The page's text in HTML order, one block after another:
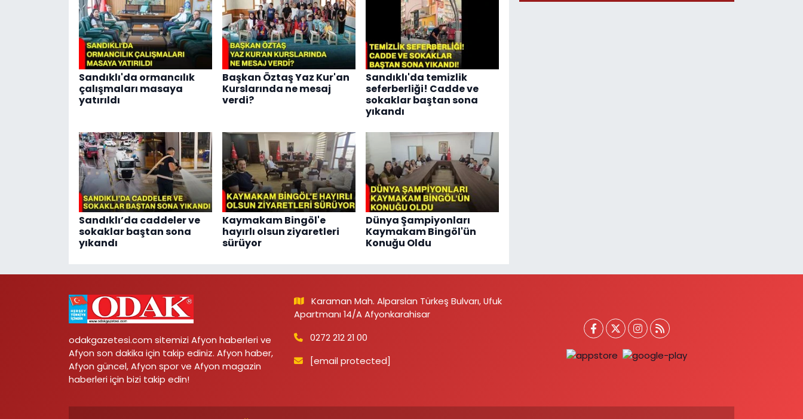
Sandıklı'da ormancılık
çalışmaları masaya
yatırıldı
Başkan Öztaş Yaz Kur'an
Kurslarında ne mesaj
verdi?
Sandıklı'da temizlik
seferberliği! Cadde ve
sokaklar baştan sona
yıkandı
Sandıklı’da caddeler ve
sokaklar baştan sona
yıkandı
Kaymakam Bingöl'e
hayırlı olsun ziyaretleri
sürüyor
Dünya Şampiyonları
Kaymakam Bingöl'ün
Konuğu Oldu
odakgazetesi.com sitemizi Afyon haberleri ve
Afyon son dakika için takip ediniz. Afyon haber,
Afyon güncel, Afyon spor ve Afyon magazin
haberleri için bizi takip edin!
Karaman Mah. Alparslan Türkeş Bulvarı, Ufuk
Apartmanı 14/A Afyonkarahisar
0272 212 21 00
[email protected]